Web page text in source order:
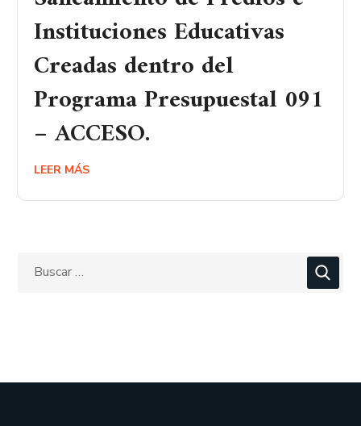
Instituciones Educativas
Creadas dentro del
Programa Presupuestal 091
– ACCESO.
LEER MÁS